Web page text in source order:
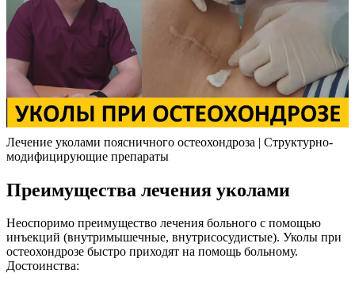
Лечение уколами поясничного остеохондроза | Структурно-
модифицирующие препараты
Преимущества лечения уколами
Неоспоримо преимущество лечения больного с помощью
инъекций (внутримышечные, внутрисосудистые). Уколы при
остеохондрозе быстро приходят на помощь больному.
Достоинства: